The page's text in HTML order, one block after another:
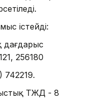
істейді:
дағдарыс
256180
ТЖД - 8